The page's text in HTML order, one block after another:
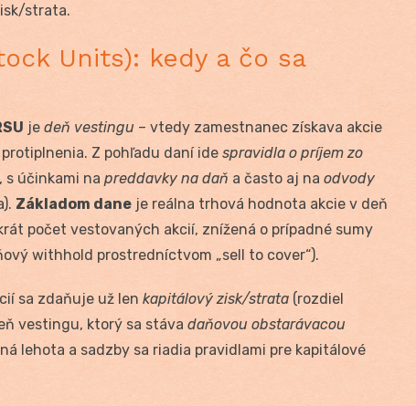
strata.
Units): kedy a čo sa
je deň vestingu – vtedy zamestnanec získava akcie
Z pohľadu daní ide spravidla o príjem zo
s účinkami na preddavky na daň a často aj na odvody
Základom dane je reálna trhová hodnota akcie v deň
počet vestovaných akcií, znížená o prípadné sumy
withhold prostredníctvom „sell to cover“).
sa zdaňuje už len kapitálový zisk/strata (rozdiel
vestingu, ktorý sa stáva daňovou obstarávacou
lehota a sadzby sa riadia pravidlami pre kapitálové